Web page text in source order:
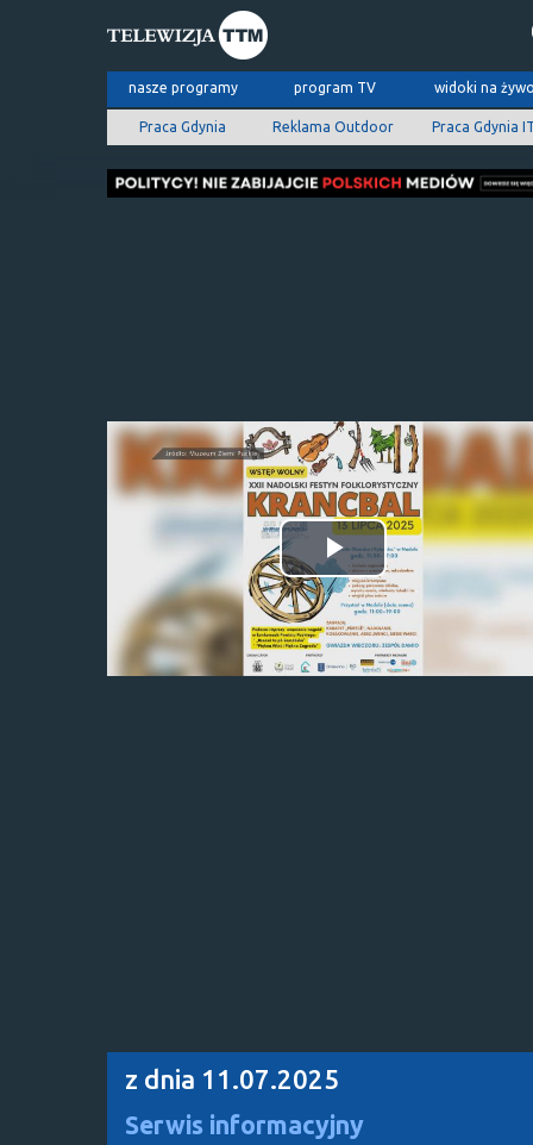
nasze programy program TV widoki na
Praca Gdynia Reklama Outdoor Praca Gdynia
Odtwórz
wideo
z dnia 11.07.2025
Serwis informacyjny